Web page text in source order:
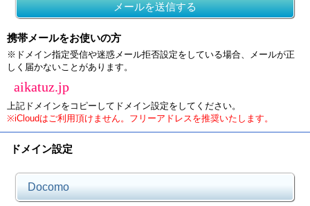
メールを送信する
携帯メールをお使いの方
※ドメイン指定受信や迷惑メール拒否設定をしている場合、メールが正
しく届かないことがあります。
aikatuz.jp
上記ドメインをコピーしてドメイン設定をしてください。
※iCloudはご利用頂けません。フリーアドレスを推奨いたします。
ドメイン設定
Docomo